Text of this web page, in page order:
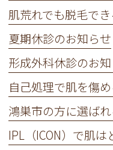
夏期休診のお知らせ
形成外科休診のお